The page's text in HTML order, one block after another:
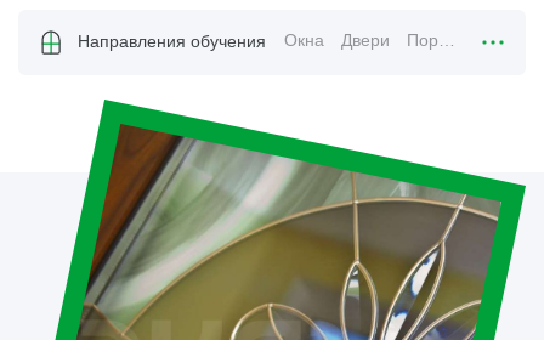
Направления обучения Окна Двери Порталы